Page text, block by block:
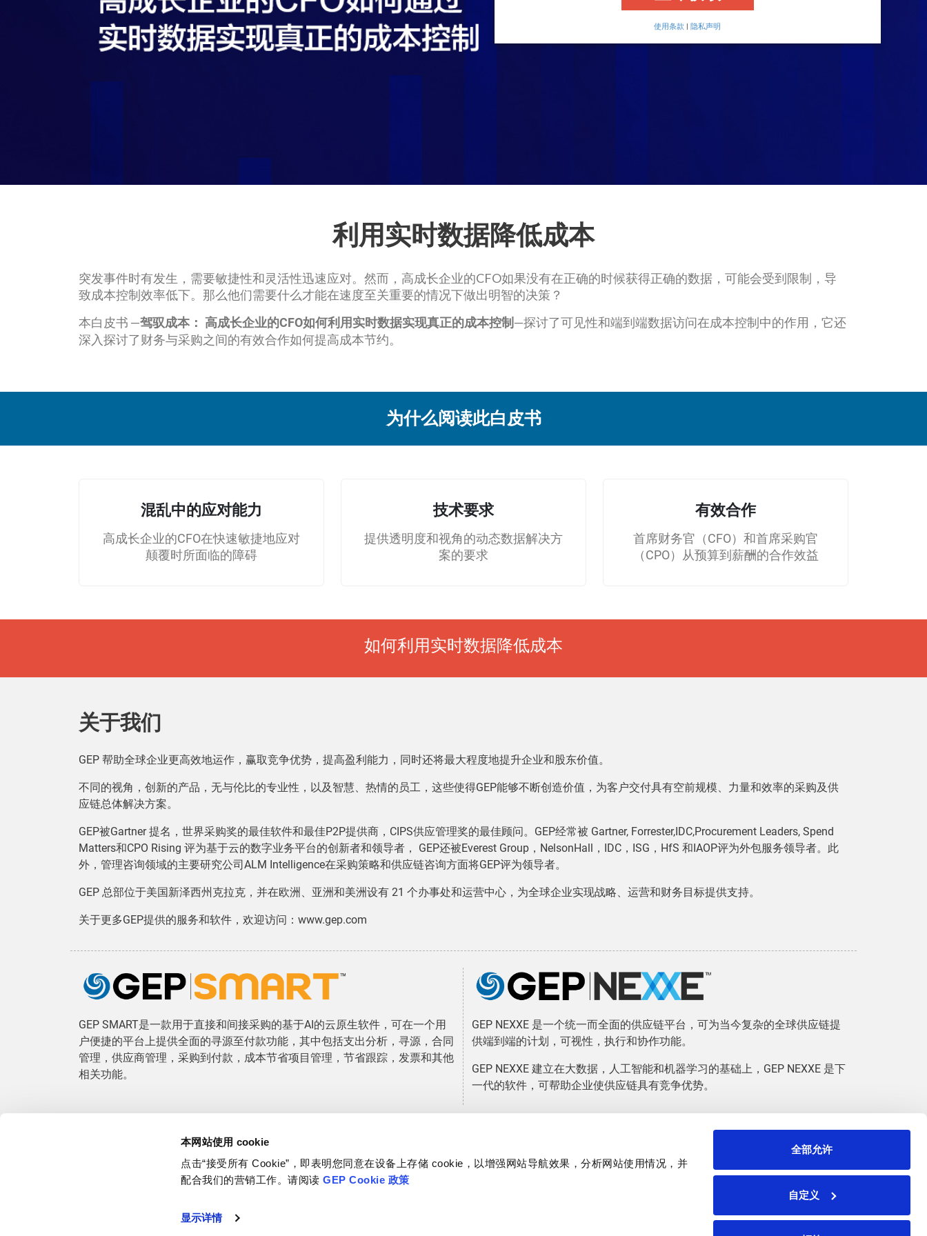
本网站使用 cookie
点击“接受所有 Cookie”，即表明您同意在设备上存储 cookie，以增强网站导航效果，分析网站使用情况，并
配合我们的营销工作。请阅读 GEP Cookie 政策
显示详情
全部允许
自定义
使用条款 隐私声明
利用实时数据降低成本
突发事件时有发生，需要敏捷性和灵活性迅速应对。然而，高成长企业的CFO如果没有在正确的时候获得正确的数据，可能会受到限制，导
致成本控制效率低下。那么他们需要什么才能在速度至关重要的情况下做出明智的决策？
本白皮书 —驾驭成本： 高成长企业的CFO如何利用实时数据实现真正的成本控制 —探讨了可见性和端到端数据访问在成本控制中的作用，它还
深入探讨了财务与采购之间的有效合作如何提高成本节约。
为什么阅读此白皮书
混乱中的应对能力
高成长企业的CFO在快速敏捷地应对
颠覆时所面临的障碍
技术要求
提供透明度和视角的动态数据解决方
案的要求
有效合作
首席财务官（CFO）和首席采购官
（CPO）从预算到薪酬的合作效益
如何利用实时数据降低成本
关于我们
GEP 帮助全球企业更高效地运作，赢取竞争优势，提高盈利能力，同时还将最大程度地提升企业和股东价值。
不同的视角，创新的产品，无与伦比的专业性，以及智慧、热情的员工，这些使得GEP能够不断创造价值，为客户交付具有空前规模、力量和效率的采购及供
应链总体解决方案。
GEP被Gartner 提名，世界采购奖的最佳软件和最佳P2P提供商，CIPS供应管理奖的最佳顾问。GEP经常被 Gartner, Forrester,IDC,Procurement Leaders, Spend
Matters和CPO Rising 评为基于云的数字业务平台的创新者和领导者， GEP还被Everest Group，NelsonHall，IDC，ISG，HfS 和IAOP评为外包服务领导者。此
外，管理咨询领域的主要研究公司ALM Intelligence在采购策略和供应链咨询方面将GEP评为领导者。
GEP 总部位于美国新泽西州克拉克，并在欧洲、亚洲和美洲设有 21 个办事处和运营中心，为全球企业实现战略、运营和财务目标提供支持。
关于更多GEP提供的服务和软件，欢迎访问：www.gep.com
GEP SMART是一款用于直接和间接采购的基于AI的云原生软件，可在一个用
户便捷的平台上提供全面的寻源至付款功能，其中包括支出分析，寻源，合同
管理，供应商管理，采购到付款，成本节省项目管理，节省跟踪，发票和其他
相关功能。
GEP NEXXE 是一个统一而全面的供应链平台，可为当今复杂的全球供应链提
供端到端的计划，可视性，执行和协作功能。
GEP NEXXE 建立在大数据，人工智能和机器学习的基础上，GEP NEXXE 是下
一代的软件，可帮助企业使供应链具有竞争优势。
Stay Connected CONTACT US